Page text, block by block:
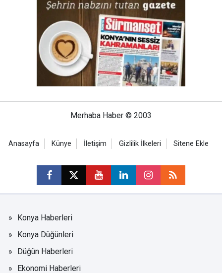
Merhaba Haber © 2003
Anasayfa Künye İletişim Gizlilik İlkeleri Sitene Ekle
Konya Haberleri
Konya Düğünleri
Düğün Haberleri
Ekonomi Haberleri